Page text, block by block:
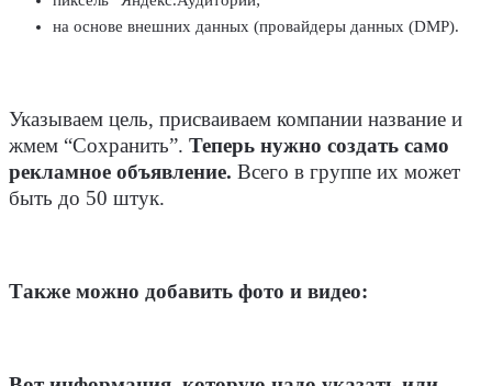
на основе внешних данных (провайдеры данных (DMP).
Указываем цель, присваиваем компании название и
жмем “Сохранить”. Теперь нужно создать само
рекламное объявление. Всего в группе их может
быть до 50 штук.
Также можно добавить фото и видео: